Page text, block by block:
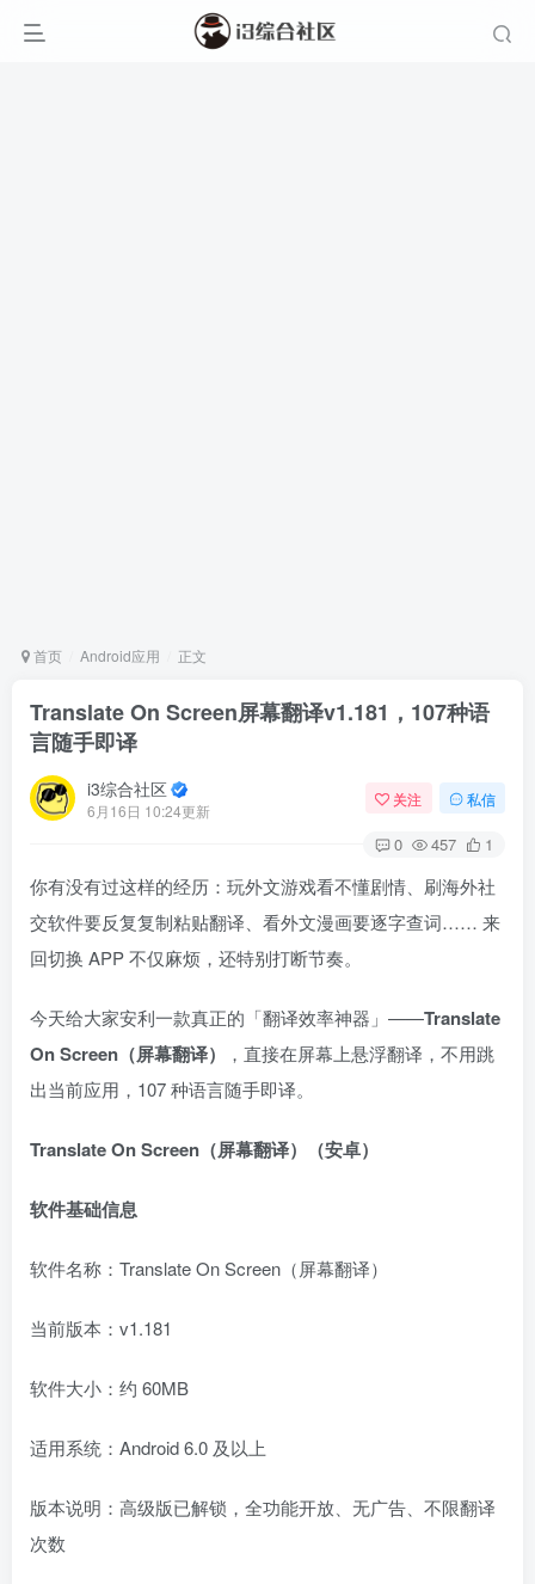
首页 Android应用 正文
Translate On Screen屏幕翻译v1.181，107种语
言随手即译
i3综合社区
6月16日 10:24更新
关注 私信
0 457 1
你有没有过这样的经历：玩外文游戏看不懂剧情、刷海外社
交软件要反复复制粘贴翻译、看外文漫画要逐字查词…… 来
回切换 APP 不仅麻烦，还特别打断节奏。
今天给大家安利一款真正的「翻译效率神器」——Translate
On Screen（屏幕翻译）
，直接在屏幕上悬浮翻译，不用跳
出当前应用，107 种语言随手即译。
Translate On Screen（屏幕翻译）（安卓）
软件基础信息
软件名称：Translate On Screen（屏幕翻译）
当前版本：v1.181
软件大小：约 60MB
适用系统：Android 6.0 及以上
版本说明：高级版已解锁，全功能开放、无广告、不限翻译
次数